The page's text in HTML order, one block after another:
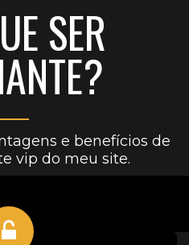
SER
e benefícios de
vip do meu site.